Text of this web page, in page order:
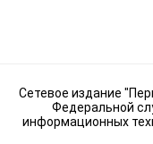
Сетевое издание
Федеральной
информационных